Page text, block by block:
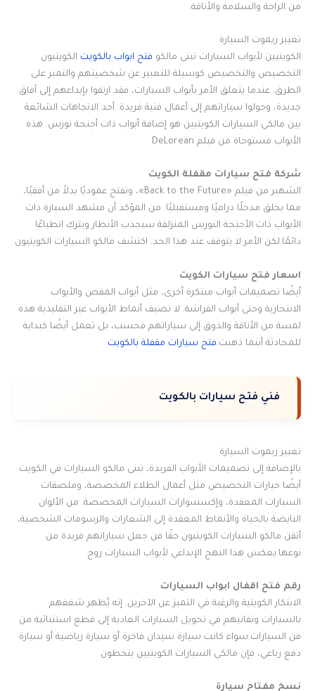
من الراحة والسلامة والأناقة.
تغيير ريموت السيارة
الكويتيين لأبواب السيارات تبنى مالكو فتح ابواب بالكويت الكويتيون
التخصيص والتخصيص كوسيلة للتعبير عن شخصيتهم والتميز على
الطرق. عندما يتعلق الأمر بأبواب السيارات، فقد ارتقوا بإبداعهم إلى آفاق
جديدة، وحولوا سياراتهم إلى أعمال فنية فريدة. أحد الاتجاهات الشائعة
بين مالكي السيارات الكويتيين هو إضافة أبواب ذات أجنحة نورس. هذه
الأبواب مستوحاة من فيلم DeLorean
شركة فتح سيارات مقفلة الكويت
الشهير من فيلم «Back to the Future»، وتفتح عموديًا بدلاً من أفقيًا،
مما يخلق مدخلًا دراميًا ومستقبليًا. من المؤكد أن مشهد السيارة ذات
الأبواب ذات الأجنحة النورس المنزلقة سيجذب الأنظار ويترك انطباعًا
دائمًا.لكن الأمر لا يتوقف عند هذا الحد. اكتشف مالكو السيارات الكويتيون
اسعار فتح سيارات الكويت
أيضًا تصميمات أبواب مبتكرة أخرى، مثل أبواب المقص والأبواب
الانتحارية وحتى أبواب الفراشة. لا تضيف أنماط الأبواب غير التقليدية هذه
لمسة من الأناقة والذوق إلى سياراتهم فحسب، بل تعمل أيضًا كبداية
للمحادثة أينما ذهبت.فتح سيارات مقفلة بالكويت
فني فتح سيارات بالكويت
تغيير ريموت السيارة
بالإضافة إلى تصميمات الأبواب الفريدة، تبنى مالكو السيارات في الكويت
أيضًا خيارات التخصيص مثل أعمال الطلاء المخصصة، وملصقات
السيارات المعقدة، وإكسسوارات السيارات المخصصة. من الألوان
النابضة بالحياة والأنماط المعقدة إلى الشعارات والرسومات الشخصية،
أتقن مالكو السيارات الكويتيون حقًا فن جعل سياراتهم فريدة من
نوعها.يعكس هذا النهج الإبداعي لأبواب السيارات روح
رقم فتح اقفال ابواب السيارات
الابتكار الكويتية والرغبة في التميز عن الآخرين. إنه يُظهر شغفهم
بالسيارات وتفانيهم في تحويل السيارات العادية إلى قطع استثنائية من
فن السيارات.سواء كانت سيارة سيدان فاخرة أو سيارة رياضية أو سيارة
دفع رباعي، فإن مالكي السيارات الكويتيين يتخطون
نسخ مفتاح سيارة